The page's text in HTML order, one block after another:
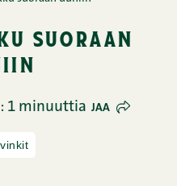
suoraan
1 minuuttia JAA